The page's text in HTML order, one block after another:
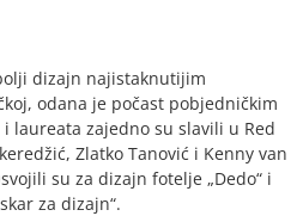
dizajn najistaknutijim
odana je počast pobjedničkim
laureata zajedno su slavili u Red
Zlatko Tanović i Kenny van
su za dizajn fotelje „Dedo“ i
za dizajn“.